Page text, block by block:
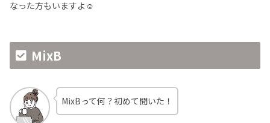
なった方もいますよ☺️
MixB
MixBって何？初めて聞いた！